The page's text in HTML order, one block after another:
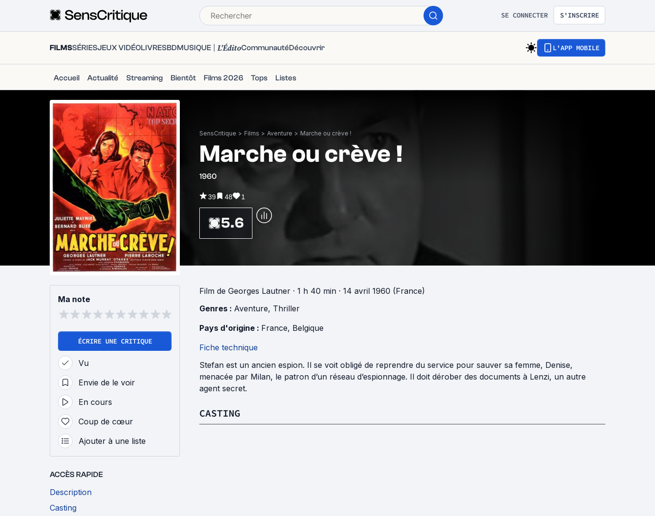
SE CONNECTER S'INSCRIRE
FILMSSÉRIESJEUX VIDÉOLIVRESBDMUSIQUE L'ÉditoCommunautéDécouvrir L'APP MOBILE
Accueil Actualité Streaming Bientôt Films 2026 Tops Listes
SensCritique > Films > Aventure > Marche ou crève !
Marche ou crève !
1960
39 48 1
5.6
Ma note
ÉCRIRE UNE CRITIQUE
Vu
Envie de le voir
En cours
Coup de cœur
Ajouter à une liste
ACCÈS RAPIDE
Description
Casting
Film de Georges Lautner · 1 h 40 min · 14 avril 1960 (France)
Genres : Aventure, Thriller
Pays d'origine : France, Belgique
Fiche technique
Stefan est un ancien espion. Il se voit obligé de reprendre du service pour sauver sa femme, Denise,
menacée par Milan, le patron d’un réseau d’espionnage. Il doit dérober des documents à Lenzi, un autre
agent secret.
CASTING